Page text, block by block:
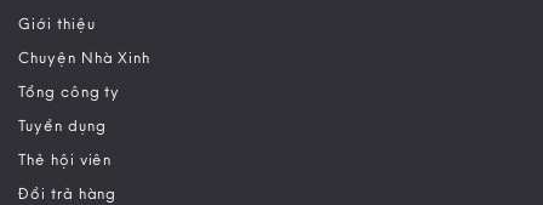
Giới thiệu
Chuyện Nhà Xinh
Tổng công ty
Tuyển dụng
Thẻ hội viên
Đổi trả hàng